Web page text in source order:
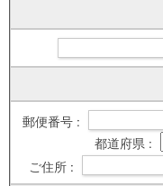
郵便番号 :
都道府県 :
ご住所 :